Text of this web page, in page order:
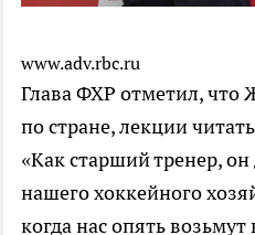
www.adv.rbc.ru
Глава ФХР отметил, что
по стране, лекции
«Как старший тренер,
нашего хоккейного
когда нас опять